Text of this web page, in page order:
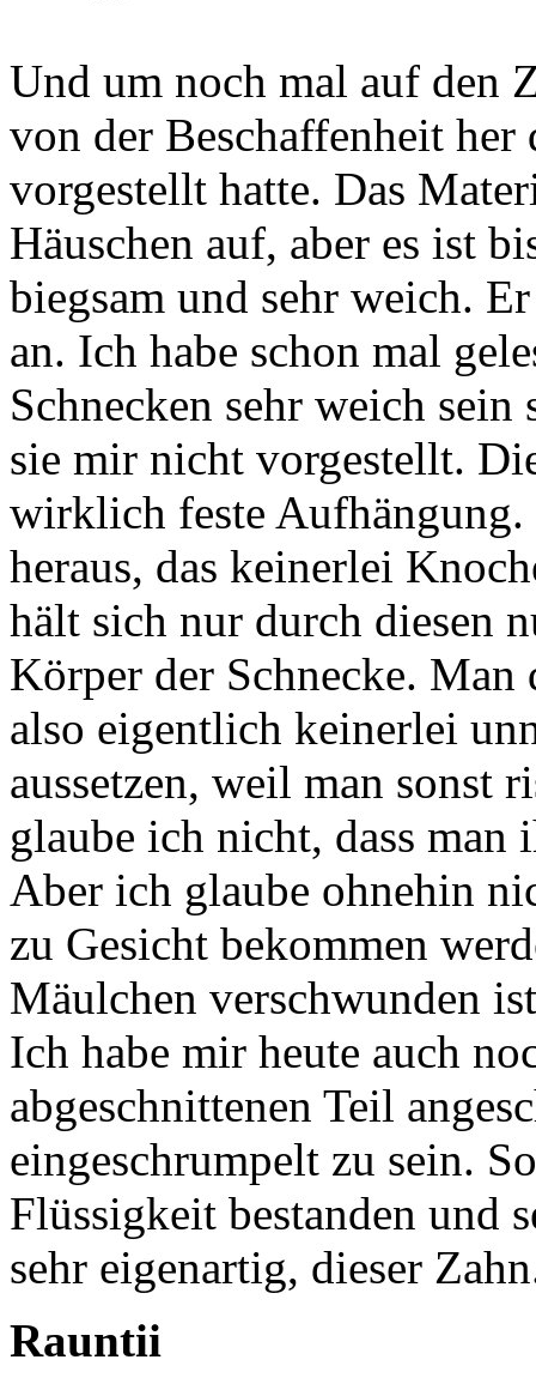
Und um noch mal auf den
von der Beschaffenheit
vorgestellt hatte. Das
Häuschen auf, aber es ist
biegsam und sehr weich.
an. Ich habe schon mal
Schnecken sehr weich
sie mir nicht vorgestellt.
wirklich feste Aufhängung.
heraus, das keinerlei
hält sich nur durch diesen
Körper der Schnecke.
also eigentlich keinerlei
aussetzen, weil man sonst
glaube ich nicht, dass
Aber ich glaube ohnehin
zu Gesicht bekommen
Mäulchen verschwunden
Ich habe mir heute auch
abgeschnittenen Teil
eingeschrumpelt zu sein.
Flüssigkeit bestanden und
sehr eigenartig, dieser
Rauntii